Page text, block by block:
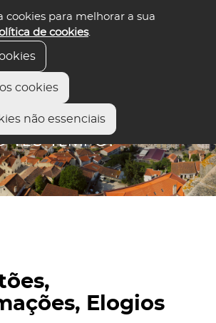
cookies para melhorar a sua
de cookies.
cookies
não essenciais
Elogios